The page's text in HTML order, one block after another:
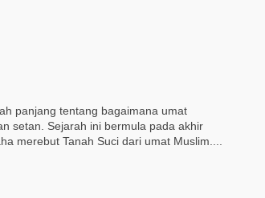
panjang tentang bagaimana umat
setan. Sejarah ini bermula pada akhir
merebut Tanah Suci dari umat Muslim....